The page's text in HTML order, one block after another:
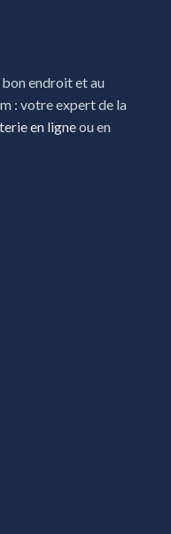
endroit et au
: votre expert de la
en ligneou en